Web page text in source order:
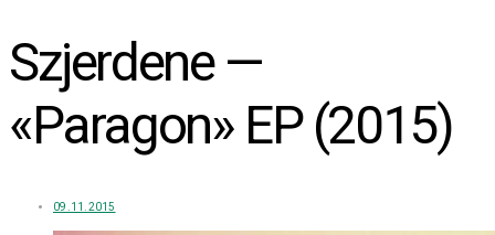
Szjerdene —
«Paragon» EP (2015)
09.11.2015